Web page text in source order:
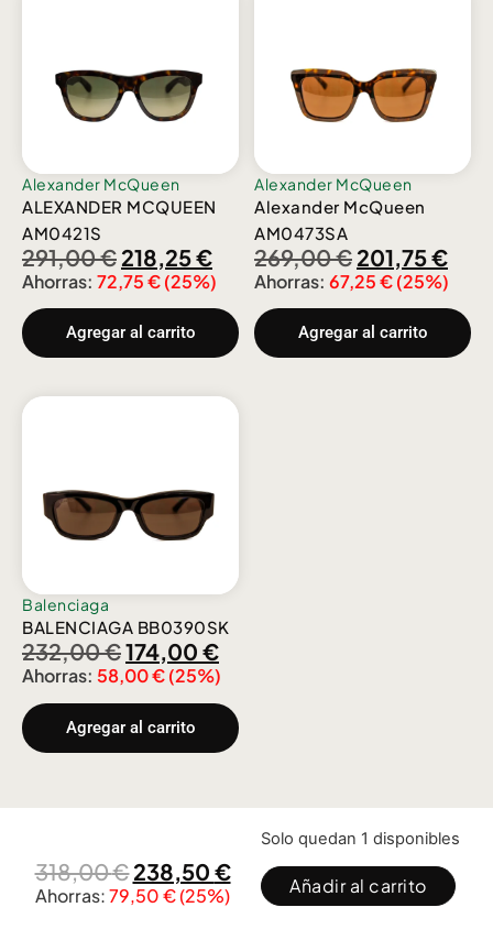
Alexander McQueen
ALEXANDER MCQUEEN
AM0421S
291,00€ 218,25€
Ahorras: 72,75€(25%)
Agregar al carrito
Alexander McQueen
Alexander McQueen
AM0473SA
269,00€ 201,75€
Ahorras: 67,25€(25%)
Agregar al carrito
Balenciaga
BALENCIAGA BB0390SK
232,00€174,00 €
Ahorras: 58,00€(25%)
Agregar al carrito
318,00€238,50 €
Ahorras:79,50€(25%)
Solo quedan 1 disponibles
Añadir al carrito